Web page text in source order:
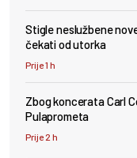
Stigle neslužbene
čekati od utorka
Prije 1 h
Zbog koncerata Carl
Pulaprometa
Prije 2 h